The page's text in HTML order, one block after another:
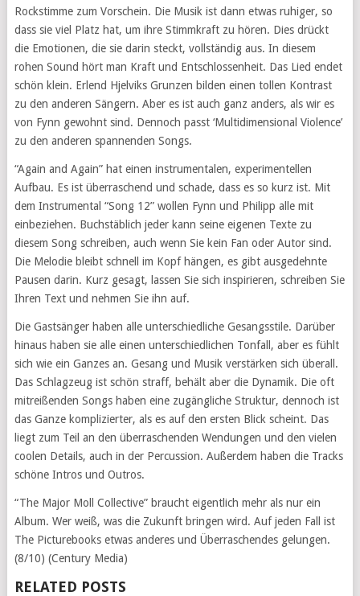
Rockstimme zum Vorschein. Die Musik ist dann etwas ruhiger, so
dass sie viel Platz hat, um ihre Stimmkraft zu hören. Dies drückt
die Emotionen, die sie darin steckt, vollständig aus. In diesem
rohen Sound hört man Kraft und Entschlossenheit. Das Lied endet
schön klein. Erlend Hjelviks Grunzen bilden einen tollen Kontrast
zu den anderen Sängern. Aber es ist auch ganz anders, als wir es
von Fynn gewohnt sind. Dennoch passt ‘Multidimensional Violence’
zu den anderen spannenden Songs.
“Again and Again” hat einen instrumentalen, experimentellen
Aufbau. Es ist überraschend und schade, dass es so kurz ist. Mit
dem Instrumental “Song 12” wollen Fynn und Philipp alle mit
einbeziehen. Buchstäblich jeder kann seine eigenen Texte zu
diesem Song schreiben, auch wenn Sie kein Fan oder Autor sind.
Die Melodie bleibt schnell im Kopf hängen, es gibt ausgedehnte
Pausen darin. Kurz gesagt, lassen Sie sich inspirieren, schreiben Sie
Ihren Text und nehmen Sie ihn auf.
Die Gastsänger haben alle unterschiedliche Gesangsstile. Darüber
hinaus haben sie alle einen unterschiedlichen Tonfall, aber es fühlt
sich wie ein Ganzes an. Gesang und Musik verstärken sich überall.
Das Schlagzeug ist schön straff, behält aber die Dynamik. Die oft
mitreißenden Songs haben eine zugängliche Struktur, dennoch ist
das Ganze komplizierter, als es auf den ersten Blick scheint. Das
liegt zum Teil an den überraschenden Wendungen und den vielen
coolen Details, auch in der Percussion. Außerdem haben die Tracks
schöne Intros und Outros.
“The Major Moll Collective” braucht eigentlich mehr als nur ein
Album. Wer weiß, was die Zukunft bringen wird. Auf jeden Fall ist
The Picturebooks etwas anderes und Überraschendes gelungen.
(8/10) (Century Media)
RELATED POSTS